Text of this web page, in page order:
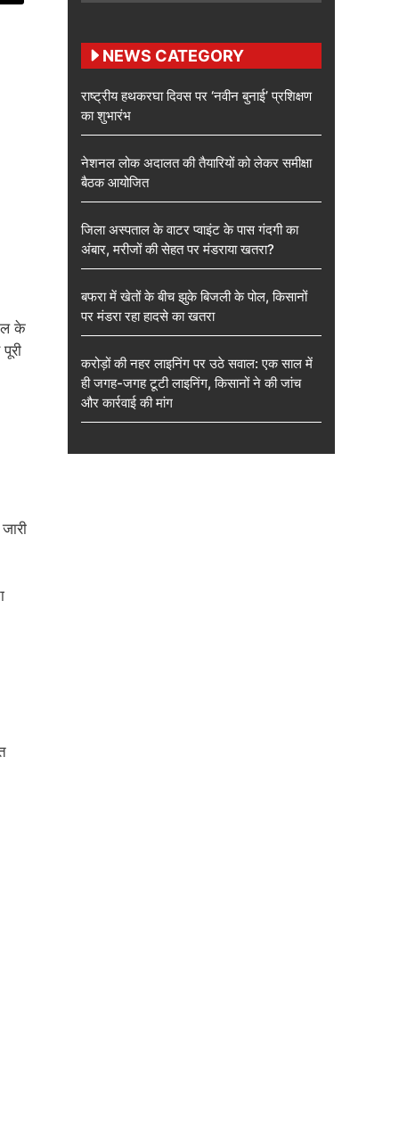
के
NEWS CATEGORY
राष्ट्रीय हथकरघा दिवस पर ‘नवीन बुनाई’ प्रशिक्षण
का शुभारंभ
नेशनल लोक अदालत की तैयारियों को लेकर समीक्षा
बैठक आयोजित
जिला अस्पताल के वाटर प्वाइंट के पास गंदगी का
अंबार, मरीजों की सेहत पर मंडराया खतरा?
बफरा में खेतों के बीच झुके बिजली के पोल, किसानों
पर मंडरा रहा हादसे का खतरा
करोड़ों की नहर लाइनिंग पर उठे सवाल: एक साल में
ही जगह-जगह टूटी लाइनिंग, किसानों ने की जांच
और कार्रवाई की मांग